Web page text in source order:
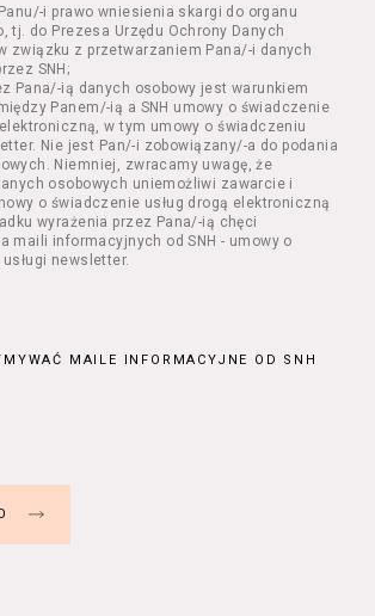
– niniejszy regulamin.
ogólne
określa zasady:
Usługobiorcom Usług przez
z zastrzeżeniem usług, o
w ust. 2 pkt 4 i 5 poniżej,
świadczenia w zakresie
w Regulaminie precyzują
regulaminy,
przez Usługodawcę danych
Usługi:
Biletów i Karnetów oraz
i prawo wniesienia skargi do organu
tj. do Prezesa Urzędu Ochrony Danych
związku z przetwarzaniem Pana/-i danych
SNH;
Pana/-ią danych osobowy jest warunkiem
Panem/-ią a SNH umowy o świadczenie
w tym umowy o świadczeniu
Nie jest Pan/-i zobowiązany/-a do podania
Niemniej, zwracamy uwagę, że
osobowych uniemożliwi zawarcie i
o świadczenie usług drogą elektroniczną
wyrażenia przez Pana/-ią chęci
maili informacyjnych od SNH - umowy o
newsletter.
MAILE INFORMACYJNE OD SNH